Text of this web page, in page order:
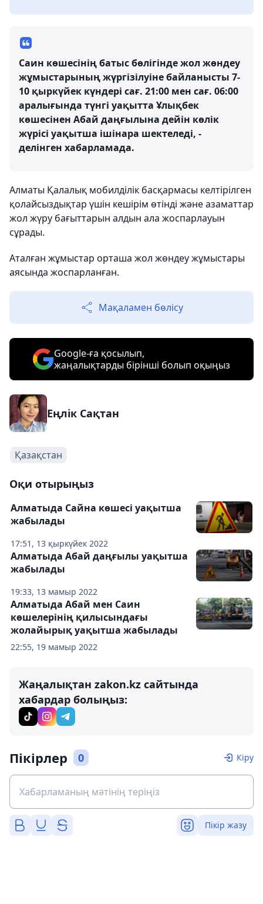
Саин көшесінің батыс бөлігінде жол жөндеу
жұмыстарының жүргізілуіне байланысты 7-
10 қыркүйек күндері сағ. 21:00 мен сағ. 06:00
аралығында түнгі уақытта Ұлықбек
көшесінен Абай даңғылына дейін көлік
жүрісі уақытша ішінара шектеледі, -
делінген хабарламада.
Алматы Қалалық мобилділік басқармасы келтірілген
қолайсыздықтар үшін кешірім өтінді және азаматтар
жол жүру бағыттарын алдын ала жоспарлауын
сұрады.
Аталған жұмыстар орташа жол жөндеу жұмыстары
аясында жоспарланған.
Мақаламен бөлісу
Google-ға қосылып,
жаңалықтарды бірінші болып оқыңыз
Еңлік Сақтан
Қазақстан
Оқи отырыңыз
17:51, 13 қыркүйек 2022
Алматыда Сайна көшесі уақытша
жабылады
19:33, 13 мамыр 2022
Алматыда Абай даңғылы уақытша
жабылады
22:55, 19 мамыр 2022
Алматыда Абай мен Саин
көшелерінің қилысындағы
жолайырық уақытша жабылады
Жаңалықтан zakon.kz сайтында
хабардар болыңыз:
Пікірлер 0 Кіру
Пікір жазу